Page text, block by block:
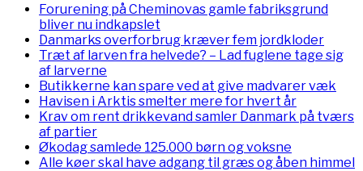
Forurening på Cheminovas gamle fabriksgrund
bliver nu indkapslet
Danmarks overforbrug kræver fem jordkloder
Træt af larven fra helvede? – Lad fuglene tage sig
af larverne
Butikkerne kan spare ved at give madvarer væk
Havisen i Arktis smelter mere for hvert år
Krav om rent drikkevand samler Danmark på tværs
af partier
Økodag samlede 125.000 børn og voksne
Alle køer skal have adgang til græs og åben himmel